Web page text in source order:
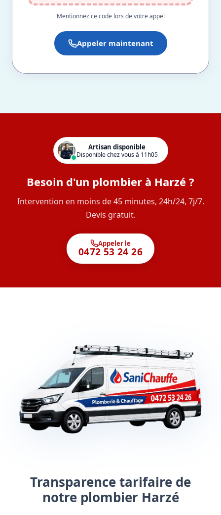
Mentionnez ce code lors de votre appel
Appeler maintenant
Artisan disponible
Disponible chez vous à 11h05
Besoin d'un plombier à Harzé ?
Intervention en moins de 45 minutes, 24h/24, 7j/7.
Devis gratuit.
Appeler le
0472 53 24 26
Transparence tarifaire de
notre plombier Harzé